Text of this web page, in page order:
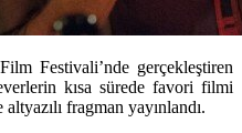
Festivali’nde gerçekleştiren
kısa sürede favori filmi
fragman yayınlandı.